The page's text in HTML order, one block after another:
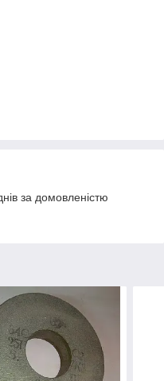
за домовленістю